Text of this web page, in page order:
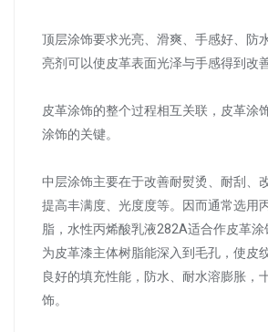
顶层涂饰要求光亮、滑爽、手感好、防
亮剂可以使皮革表面光泽与手感得到改善
皮革涂饰的整个过程相互关联，皮革涂
涂饰的关键。
中层涂饰主要在于改善耐熨烫、耐刮、
提高丰满度、光度度等。因而通常选用
脂，水性丙烯酸乳液282A适合作皮革
为皮革漆主体树脂能深入到毛孔，使皮
良好的填充性能，防水、耐水溶膨胀，
饰。